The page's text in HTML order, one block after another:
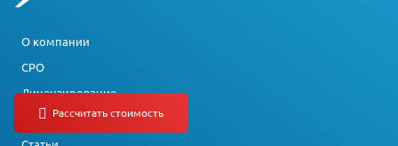
О компании
СРО
Лицензирование
Сертификация